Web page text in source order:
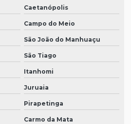
Caetanópolis
Campo do Meio
São João do Manhuaçu
São Tiago
Itanhomi
Juruaia
Pirapetinga
Carmo da Mata